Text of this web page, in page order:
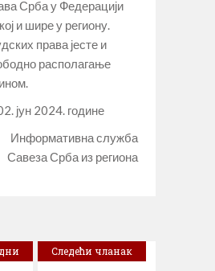
Срба у Федерацији
и шире у региону.
права јесте и
располагање
јун 2024. године
Информативна служба
Савеза Срба из региона
Следећи чланак